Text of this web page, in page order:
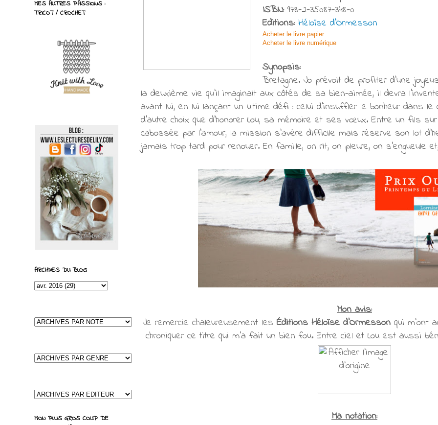
ISBN: 978-2-35087-348-0
Editions: Héloïse d'Ormesson
Acheter le livre papier
Acheter le livre numérique
Synopsis:
Bretagne. Jo prévoit de profiter d’une
la deuxième vie qu’il imaginait aux côtés de sa bien-aimée, il devra
avant lui, en lui lançant un ultime défi : celui d’insuffler le bonheur dans
d’autre choix que d’honorer Lou, sa mémoire et ses vœux. Entre un fils
cabossée par l’amour, la mission s’avère difficile mais réserve son lot
jamais trop tard pour renouer. En famille, on rit, on pleure, on s’engueule
Mon avis:
Je remercie chaleureusement les Éditions Héloïse d'Ormesson qui m'ont
chroniquer ce titre qui m'a fait un bien fou. Entre ciel et Lou est aussi
Ma notation:
MES AUTRES PASSIONS :
TRICOT / CROCHET
ARCHIVES DU BLOG
MON PLUS GROS COUP DE